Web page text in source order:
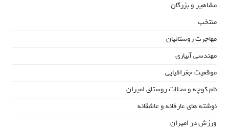
مشاهیر و بزرگان
منتخب
مهاجرت روستائیان
مهندسی آبیاری
موقعیت جغرافیایی
نام کوچه و محلات روستای امیران
نوشته های عارفانه و عاشقانه
ورزش در امیران